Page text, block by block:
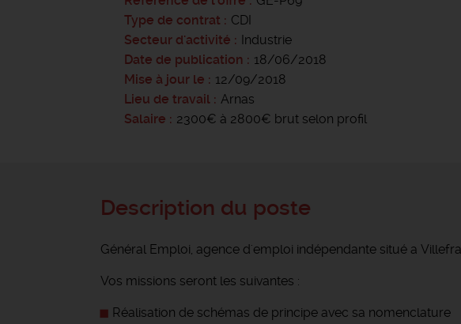
Type de contrat
CDI
Secteur d'activité
Industrie
Date de publication
18/06/2018
Mise à jour le
12/09/2018
Lieu de travail
Arnas
Salaire
2300€ à 2800€ brut selon profil
Description du poste
Général Emploi, agence d'emploi indépendante situé a
Vos missions seront les suivantes :
Réalisation de schémas de principe avec sa nomenclature